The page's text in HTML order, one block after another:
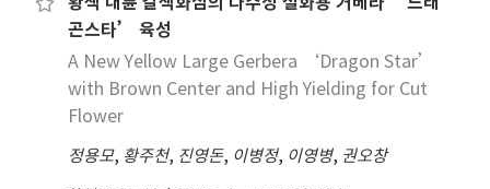
높았을 경우 10g 정도로 0과 1cm 높이 수확보다 떨
어졌다. 상품수량은 0이나 3cm 높이 수확간에는 차
이가 없었지만 5cm 높이 수확 시에는 65.1본/m2으
로 다른 처리에 비해 현저히 떨어져 5cm 이상으로 채
로 판단된다. 동일한 식물체에서 발생하는 직경이 다
른 신초를 일제히 같은 높이에서 수확한 결과 새로 발
곤스타’ 육성
A New Yellow Large Gerbera ‘Dragon Star’
with Brown Center and High Yielding for Cut
Flower
정용모, 황주천, 진영돈, 이병정, 이영병, 권오창